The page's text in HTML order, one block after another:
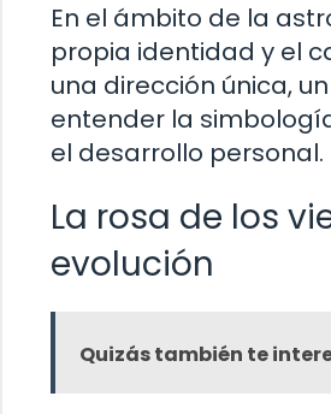
En el ámbito de la
propia identidad y el
una dirección única,
entender la
el desarrollo personal.
La rosa de los
evolución
Quizás también te